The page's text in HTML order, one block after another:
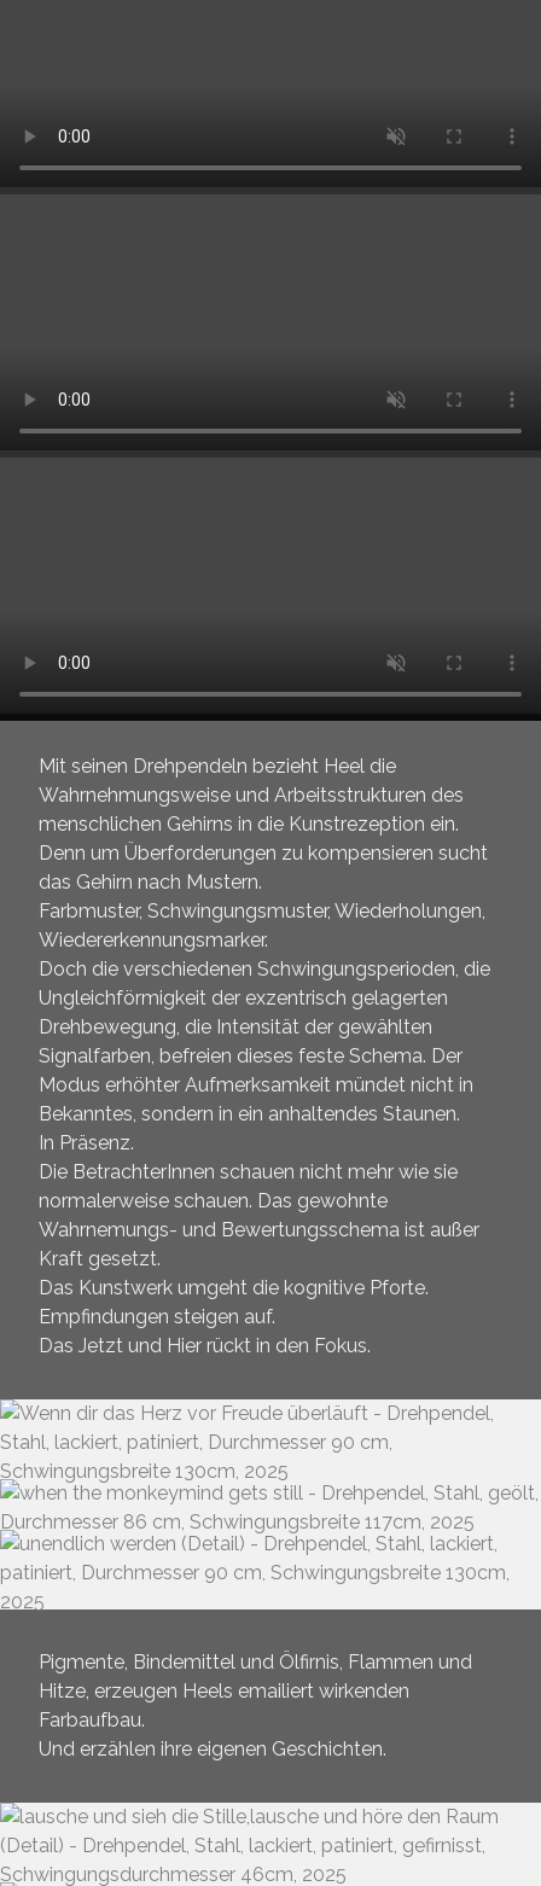
Mit seinen Drehpendeln bezieht Heel die
Wahrnehmungsweise und Arbeitsstrukturen des
menschlichen Gehirns in die Kunstrezeption ein.
Denn um Überforderungen zu kompensieren sucht
das Gehirn nach Mustern.
Farbmuster, Schwingungsmuster, Wiederholungen,
Wiedererkennungsmarker.
Doch die verschiedenen Schwingungsperioden, die
Ungleichförmigkeit der exzentrisch gelagerten
Drehbewegung, die Intensität der gewählten
Signalfarben, befreien dieses feste Schema. Der
Modus erhöhter Aufmerksamkeit mündet nicht in
Bekanntes, sondern in ein anhaltendes Staunen.
In Präsenz.
Die BetrachterInnen schauen nicht mehr wie sie
normalerweise schauen. Das gewohnte
Wahrnemungs- und Bewertungsschema ist außer
Kraft gesetzt.
Das Kunstwerk umgeht die kognitive Pforte.
Empfindungen steigen auf.
Das Jetzt und Hier rückt in den Fokus.
Pigmente, Bindemittel und Ölfirnis, Flammen und
Hitze, erzeugen Heels emailiert wirkenden
Farbaufbau.
Und erzählen ihre eigenen Geschichten.